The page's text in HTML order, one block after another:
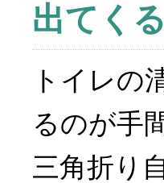
出てく
トイレの
るのが手
三角折り